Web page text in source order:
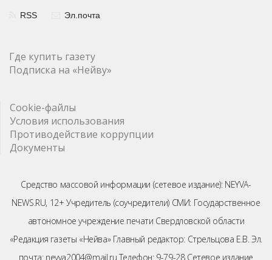
RSS Эл.почта
Где купить газету
Подписка на «Нейву»
Cookie-файлы
Условия использования
Противодействие коррупции
Документы
Средство массовой информации (сетевое издание): NEYVA-
NEWS.RU, 12+ Учредитель (соучредители) СМИ: Государственное
автономное учреждение печати Свердловской области
«Редакция газеты «Нейва» Главный редактор: Стрельцова Е.В. Эл.
почта: neyva2004@mail.ru Телефон: 9-79-28 Сетевое издание